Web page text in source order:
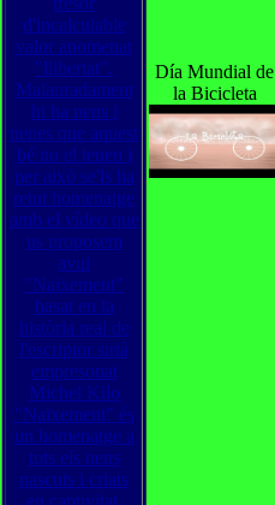
Día Mundial de
la Bicicleta